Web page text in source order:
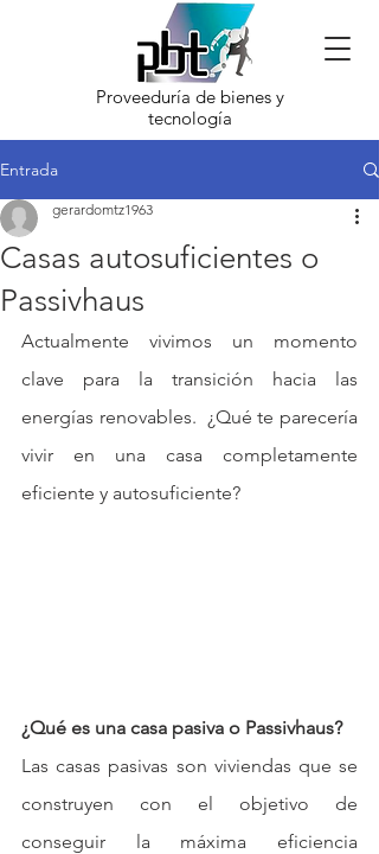
Proveeduría de bienes y
tecnología
Entrada
Casas autosuficientes o
Passivhaus
gerardomtz1963
Actualmente vivimos un momento
clave para la transición hacia las
energías renovables.  ¿Qué te parecería
vivir en una casa completamente
eficiente y autosuficiente?
¿Qué es una casa pasiva o Passivhaus?
Las casas pasivas son viviendas que se
construyen con el objetivo de
conseguir la máxima eficiencia